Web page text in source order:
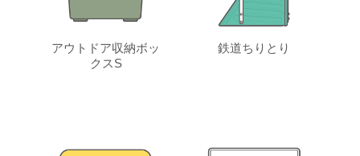
アウトドア収納ボッ
クスS
鉄道ちりとり